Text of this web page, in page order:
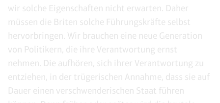
wir solche Eigenschaften nicht erwarten. Daher
müssen die Briten solche Führungskräfte selbst
hervorbringen. Wir brauchen eine neue Generation
von Politikern, die ihre Verantwortung ernst
nehmen. Die aufhören, sich ihrer Verantwortung zu
entziehen, in der trügerischen Annahme, dass sie auf
Dauer einen verschwenderischen Staat führen